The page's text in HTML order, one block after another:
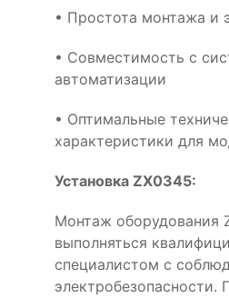
• Простота монтажа и
• Совместимость с
автоматизации
• Оптимальные
характеристики для
Установка ZX0345:
Монтаж оборудования
выполняться
специалистом с
электробезопасности.